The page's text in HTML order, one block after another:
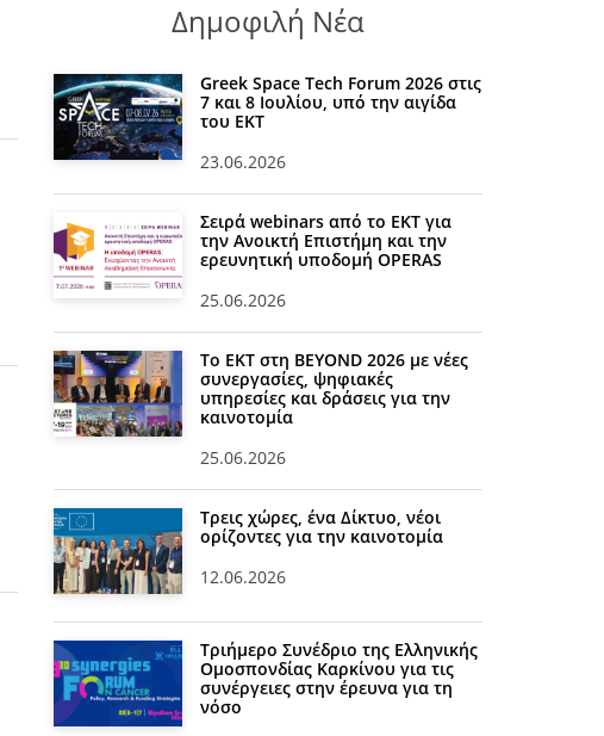
Δημοφιλή Νέα
Greek Space Tech Forum 2026 στις
7 και 8 Ιουλίου, υπό την αιγίδα
του ΕΚΤ
23.06.2026
Σειρά webinars από το ΕΚΤ για
την Ανοικτή Επιστήμη και την
ερευνητική υποδομή OPERAS
25.06.2026
Το ΕΚΤ στη BEYOND 2026 με νέες
συνεργασίες, ψηφιακές
υπηρεσίες και δράσεις για την
καινοτομία
25.06.2026
Τρεις χώρες, ένα Δίκτυο, νέοι
ορίζοντες για την καινοτομία
12.06.2026
Τριήμερο Συνέδριο της Ελληνικής
Ομοσπονδίας Καρκίνου για τις
συνέργειες στην έρευνα για τη
νόσο